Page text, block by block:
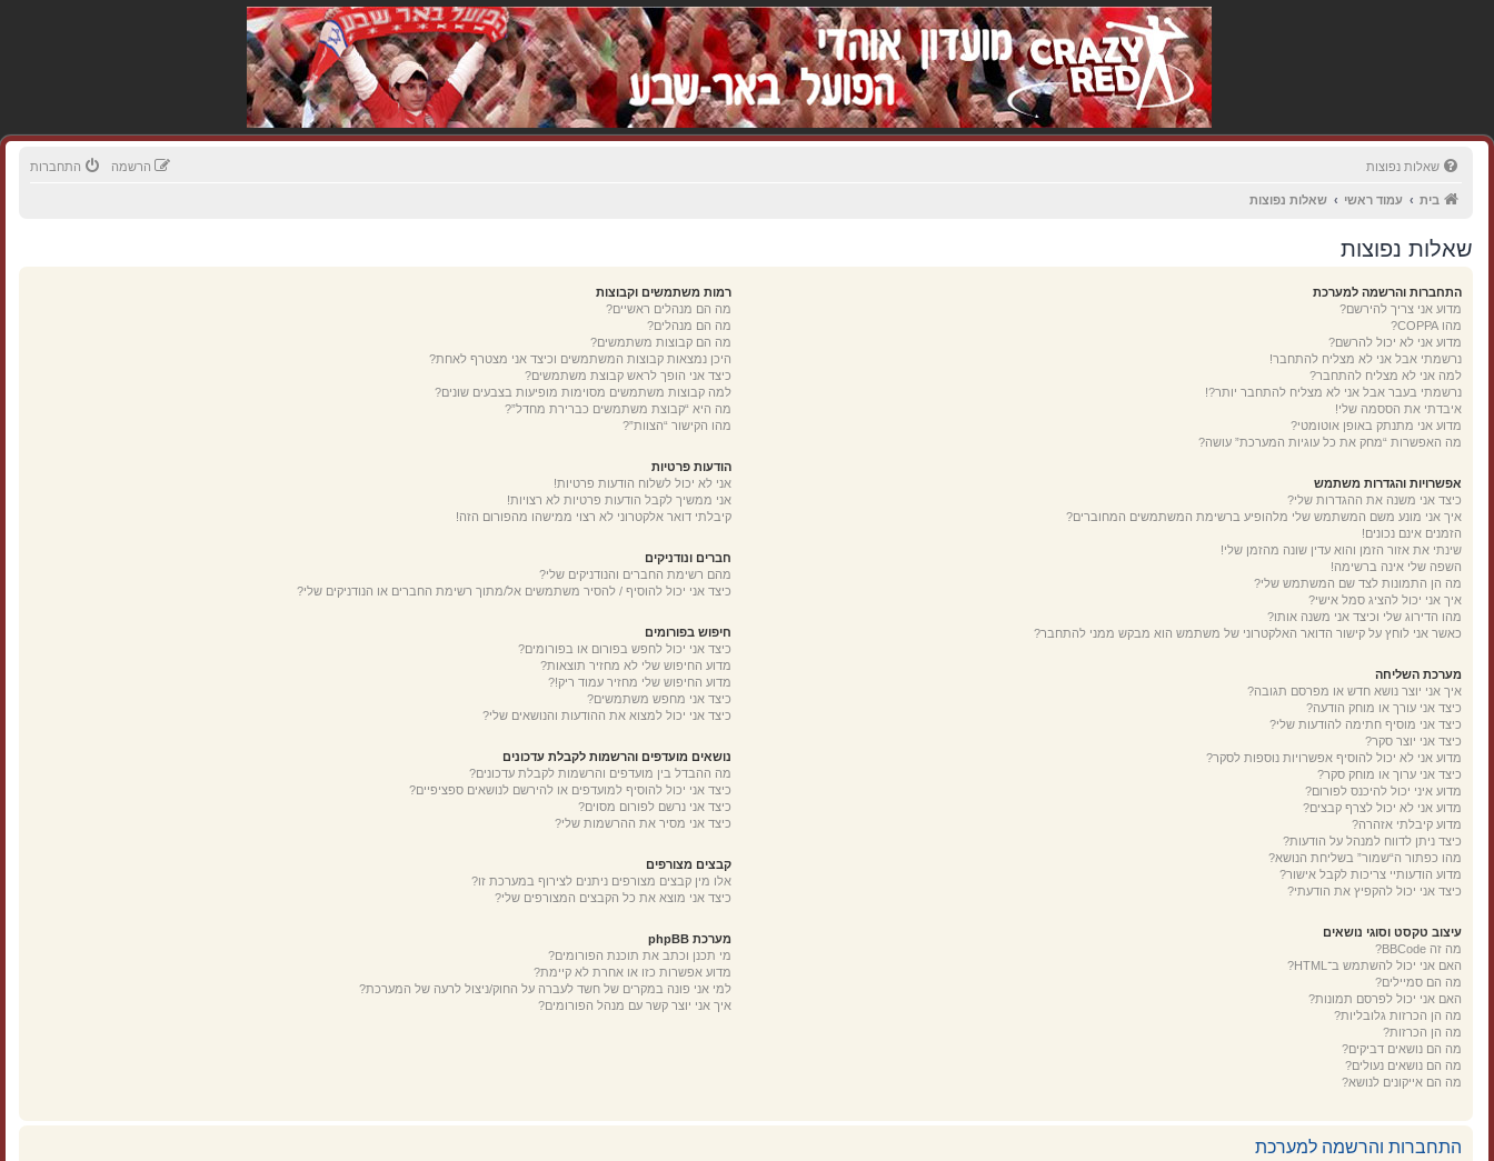
שאלות נפוצות התחברות הרשמה
בית עמוד ראשי שאלות נפוצות
שאלות נפוצות
התחברות והרשמה למערכת
מדוע אני צריך להירשם?
מהו COPPA?
מדוע אני לא יכול להרשם?
נרשמתי אבל אני לא מצליח להתחבר!
למה אני לא מצליח להתחבר?
נרשמתי בעבר אבל אני לא מצליח להתחבר יותר?!
איבדתי את הססמה שלי!
מדוע אני מתנתק באופן אוטומטי?
מה האפשרות “מחק את כל עוגיות המערכת” עושה?
אפשרויות והגדרות משתמש
כיצד אני משנה את ההגדרות שלי?
איך אני מונע משם המשתמש שלי מלהופיע ברשימת המשתמשים המחוברים?
הזמנים אינם נכונים!
שינתי את אזור הזמן והוא עדין שונה מהזמן שלי!
השפה שלי אינה ברשימה!
מה הן התמונות לצד שם המשתמש שלי?
איך אני יכול להציג סמל אישי?
מהו הדירוג שלי וכיצד אני משנה אותו?
כאשר אני לוחץ על קישור הדואר האלקטרוני של משתמש הוא מבקש ממני להתחבר?
מערכת השליחה
איך אני יוצר נושא חדש או מפרסם תגובה?
כיצד אני עורך או מוחק הודעה?
כיצד אני מוסיף חתימה להודעות שלי?
כיצד אני יוצר סקר?
מדוע אני לא יכול להוסיף אפשרויות נוספות לסקר?
כיצד אני ערוך או מוחק סקר?
מדוע איני יכול להיכנס לפורום?
מדוע אני לא יכול לצרף קבצים?
מדוע קיבלתי אזהרה?
כיצד ניתן לדווח למנהל על הודעות?
מהו כפתור ה“שמור” בשליחת הנושא?
מדוע הודעותיי צריכות לקבל אישור?
כיצד אני יכול להקפיץ את הודעתי?
עיצוב טקסט וסוגי נושאים
מה זה BBCode?
האם אני יכול להשתמש ב־HTML?
מה הם סמיילים?
האם אני יכול לפרסם תמונות?
מה הן הכרזות גלובליות?
מה הן הכרזות?
מה הם נושאים דביקים?
מה הם נושאים נעולים?
מה הם אייקונים לנושא?
רמות משתמשים וקבוצות
מה הם מנהלים ראשיים?
מה הם מנהלים?
מה הם קבוצות משתמשים?
היכן נמצאות קבוצות המשתמשים וכיצד אני מצטרף לאחת?
כיצד אני הופך לראש קבוצת משתמשים?
למה קבוצות משתמשים מסוימות מופיעות בצבעים שונים?
מה היא “קבוצת משתמשים כברירת מחדל”?
מהו הקישור “הצוות”?
הודעות פרטיות
אני לא יכול לשלוח הודעות פרטיות!
אני ממשיך לקבל הודעות פרטיות לא רצויות!
קיבלתי דואר אלקטרוני לא רצוי ממישהו מהפורום הזה!
חברים ונודניקים
מהם רשימת החברים והנודניקים שלי?
כיצד אני יכול להוסיף / להסיר משתמשים אל/מתוך רשימת החברים או הנודניקים שלי?
חיפוש בפורומים
כיצד אני יכול לחפש בפורום או בפורומים?
מדוע החיפוש שלי לא מחזיר תוצאות?
מדוע החיפוש שלי מחזיר עמוד ריק!?
כיצד אני מחפש משתמשים?
כיצד אני יכול למצוא את ההודעות והנושאים שלי?
נושאים מועדפים והרשמות לקבלת עדכונים
מה ההבדל בין מועדפים והרשמות לקבלת עדכונים?
כיצד אני יכול להוסיף למועדפים או להירשם לנושאים ספציפיים?
כיצד אני נרשם לפורום מסוים?
כיצד אני מסיר את ההרשמות שלי?
קבצים מצורפים
אלו מין קבצים מצורפים ניתנים לצירוף במערכת זו?
כיצד אני מוצא את כל הקבצים המצורפים שלי?
מערכת phpBB
מי תכנן וכתב את תוכנת הפורומים?
מדוע אפשרות כזו או אחרת לא קיימת?
למי אני פונה במקרים של חשד לעברה על החוק/ניצול לרעה של המערכת?
איך אני יוצר קשר עם מנהל הפורומים?
התחברות והרשמה למערכת